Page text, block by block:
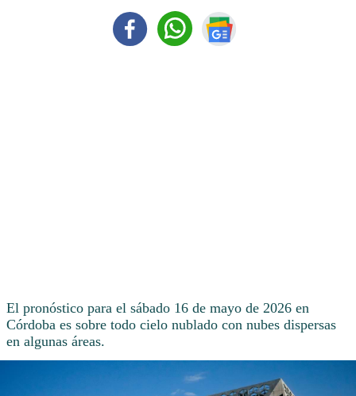
El pronóstico para el sábado 16 de mayo de 2026 en
Córdoba es sobre todo cielo nublado con nubes dispersas
en algunas áreas.